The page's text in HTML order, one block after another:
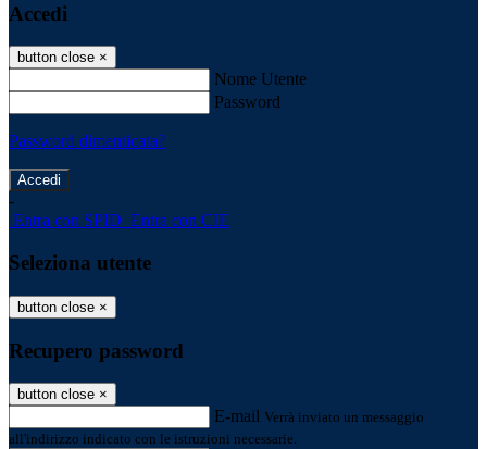
Accedi
button close ×
Nome Utente
Password
Password dimenticata?
-
Entra con SPID Entra con CIE
Seleziona utente
button close ×
Recupero password
button close ×
E-mail Verrà inviato un messaggio
all'indirizzo indicato con le istruzioni necessarie.